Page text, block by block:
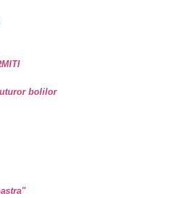
bolilor